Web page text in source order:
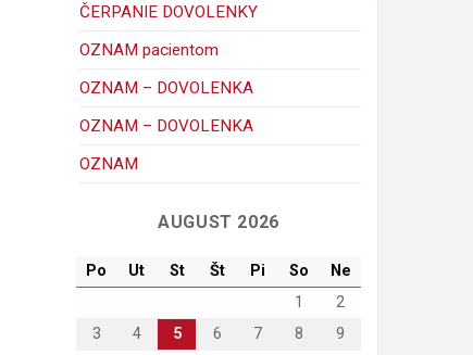
ferdo
kacer
krtko
macko
Maggie Simpson
maja
mickey_mouse_walt_disney-
porky-hrackyshop
ČERPANIE DOVOLENKY
OZNAM pacientom
OZNAM – DOVOLENKA
OZNAM – DOVOLENKA
OZNAM
AUGUST 2026
Po Ut St Št Pi So Ne
1
2
3
4 5 6 7 8
9